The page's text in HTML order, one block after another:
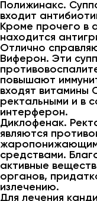
Полижинакс.
входит
Кроме прочего в
находится
Отлично
Виферон. Эти
повышают
входят витамины
ректальными и в
интерферон.
Диклофенак.
являются
средствами.
активные
органов,
излечению.
Для лечения